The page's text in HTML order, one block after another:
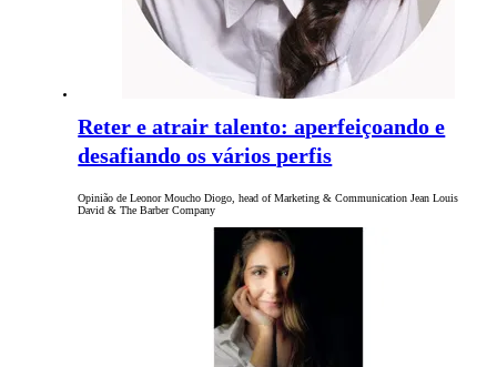
Reter e atrair talento: aperfeiçoando e
desafiando os vários perfis
Opinião de Leonor Moucho Diogo, head of Marketing & Communication Jean Louis
David & The Barber Company